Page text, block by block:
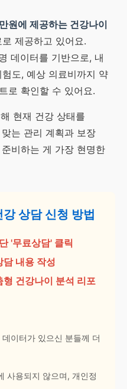
원에 제공하는 건강나이
제공하고 있어요.
데이터를 기반으로, 내
도, 예상 의료비까지 약
로 확인할 수 있어요.
현재 건강 상태를
는 관리 계획과 보장
비하는 게 가장 현명한
상담 신청 방법
'무료상담' 클릭
내용 작성
건강나이 분석 리포
이터가 있으신 분들께 더
사용되지 않으며, 개인정